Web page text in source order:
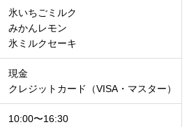
氷いちごミルク
みかんレモン
氷ミルクセーキ
現金
クレジットカード（VISA・マスター）
10:00〜16:30